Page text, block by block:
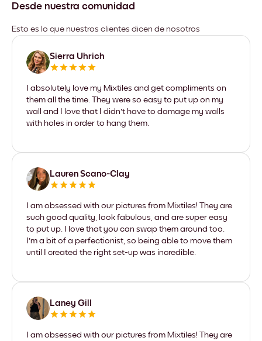
Desde nuestra comunidad
Esto es lo que nuestros clientes dicen de nosotros
Sierra Uhrich
I absolutely love my Mixtiles and get compliments on
them all the time. They were so easy to put up on my
wall and I love that I didn't have to damage my walls
with holes in order to hang them.
Lauren Scano-Clay
I am obsessed with our pictures from Mixtiles! They are
such good quality, look fabulous, and are super easy
to put up. I love that you can swap them around too.
I'm a bit of a perfectionist, so being able to move them
until I created the right set-up was incredible.
Laney Gill
I am obsessed with our pictures from Mixtiles! They are